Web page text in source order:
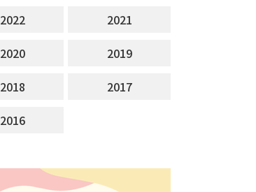
2022
2021
2020
2019
2018
2017
2016